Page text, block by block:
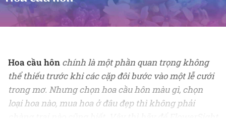
Hoa cầu hôn chínhlà một phần quan trọng không
thể thiếu trước khi các cặp đôi bước vào một lễ cưới
trong mơ. Nhưng chọn hoa cầu hôn màu gì, chọn
loại hoa nào, mua hoa ở đâu đẹp thì không phải